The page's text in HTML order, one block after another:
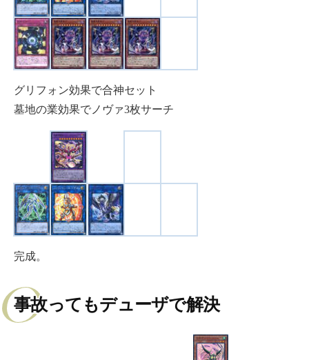
グリフォン効果で合神セット
墓地の業効果でノヴァ3枚サーチ
完成。
事故ってもデューザで解決